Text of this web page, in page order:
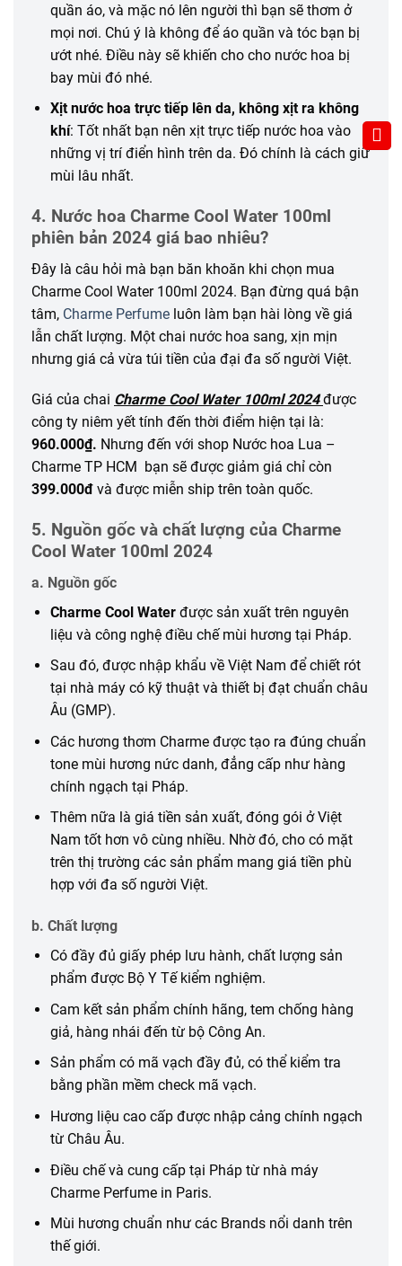
quần áo, và mặc nó lên người thì bạn sẽ thơm ở
mọi nơi. Chú ý là không để áo quần và tóc bạn bị
ướt nhé. Điều này sẽ khiến cho cho nước hoa bị
bay mùi đónhé.
Xịt nước hoa trực tiếp lên da, không xịt ra không
khí: Tốt nhất bạn nên xịt trực tiếp nước hoa vào
những vị trí điển hình trên da. Đó chính là cách giữ
mùi lâu nhất.
4. Nước hoa Charme Cool Water 100ml
phiên bản 2024 giá bao nhiêu?
Đây là câu hỏi mà bạn băn khoăn khi chọn mua
Charme Cool Water 100ml 2024. Bạn đừng quá bận
tâm, Charme Perfume luôn làm bạn hài lòng về giá
lẫn chất lượng. Một chai nước hoa sang, xịn mịn
nhưng giá cả vừa túi tiền của đại đa số người Việt.
Giá của chai Charme Cool Water 100ml 2024được
công ty niêm yết tính đến thời điểm hiện tại là:
960.000₫. Nhưng đến với shop Nước hoa Lua –
Charme TP HCM bạn sẽ được giảm giá chỉ còn
399.000đ và được miễn ship trên toàn quốc.
5. Nguồn gốc và chất lượng của Charme
Cool Water 100ml 2024
a. Nguồn gốc
Charme Cool Waterđược sản xuất trên nguyên
liệu và công nghệ điều chế mùi hương tại Pháp.
Sau đó, được nhập khẩu về Việt Nam để chiết rót
tại nhà máy có kỹ thuật và thiết bị đạt chuẩn châu
Âu (GMP).
Các hương thơm Charme được tạo ra đúng chuẩn
tone mùi hương nức danh, đẳng cấp như hàng
chính ngạch tại Pháp.
Thêm nữa là giá tiền sản xuất, đóng gói ở Việt
Nam tốt hơn vô cùng nhiều. Nhờ đó, cho có mặt
trên thị trường các sản phẩm mang giá tiền phù
hợp với đa số người Việt.
b. Chất lượng
Có đầy đủ giấy phép lưu hành, chất lượng sản
phẩm được Bộ Y Tế kiểm nghiệm.
Cam kết sản phẩm chính hãng, tem chống hàng
giả, hàng nhái đến từ bộ Công An.
Sản phẩm có mã vạch đầy đủ, có thể kiểm tra
bằng phần mềm check mã vạch.
Hương liệu cao cấp được nhập cảng chính ngạch
từ Châu Âu.
Điều chế và cung cấp tại Pháp từ nhà máy
Charme Perfume in Paris.
Mùi hương chuẩn như các Brands nổi danh trên
thế giới.